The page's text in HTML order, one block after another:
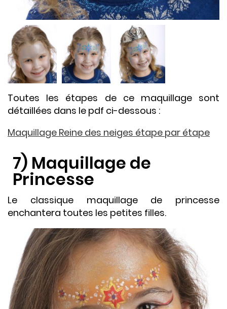
Toutes les étapes de ce maquillage sont
détaillées dans le pdf ci-dessous :
Maquillage Reine des neiges étape par étape
7) Maquillage de
Princesse
Le classique maquillage de princesse
enchantera toutes les petites filles.